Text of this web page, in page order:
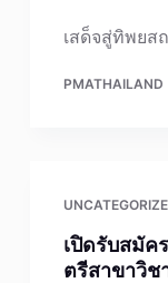
เสด็จสู่ทิพยส
PMATHAILAND
เปิดรับสมั
ตรีสาขาวิช